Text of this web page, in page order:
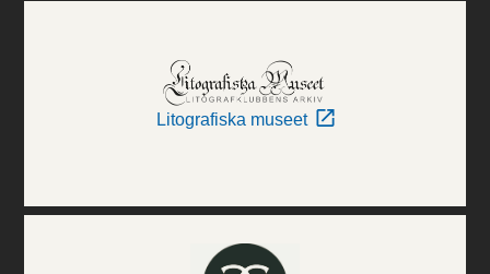
Litografiska museet